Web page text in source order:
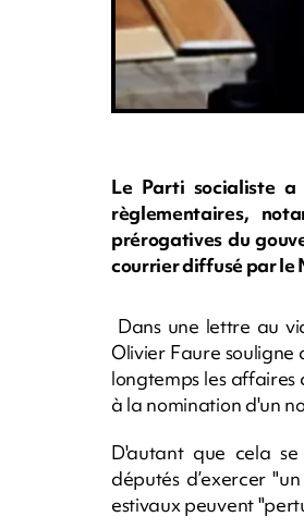
Le Parti socialiste a
règlementaires,
prérogatives du
courrier diffusé par le
Dans une lettre au
Olivier Faure souligne
longtemps les
à la nomination d'un
D'autant que cela
députés d’exercer
estivaux peuvent